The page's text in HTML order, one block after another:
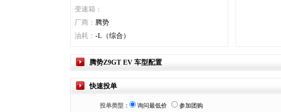
变速箱：
厂商： 腾势
油耗： -L（综合）
腾势Z9GT EV 车型配置
快速投单
投单类型： 询问最低价 参加团购